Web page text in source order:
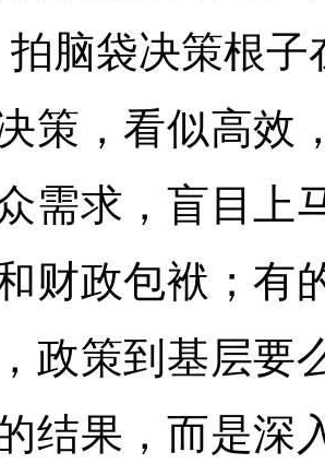
拍脑袋决策根
策，看似高效
需求，盲目上
财政包袱；有
政策到基层要
结果，而是深